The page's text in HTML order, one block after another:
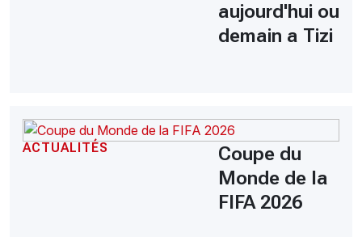
aujourd'hui ou
demain a Tizi
ACTUALITÉS
Coupe du
Monde de la
FIFA 2026